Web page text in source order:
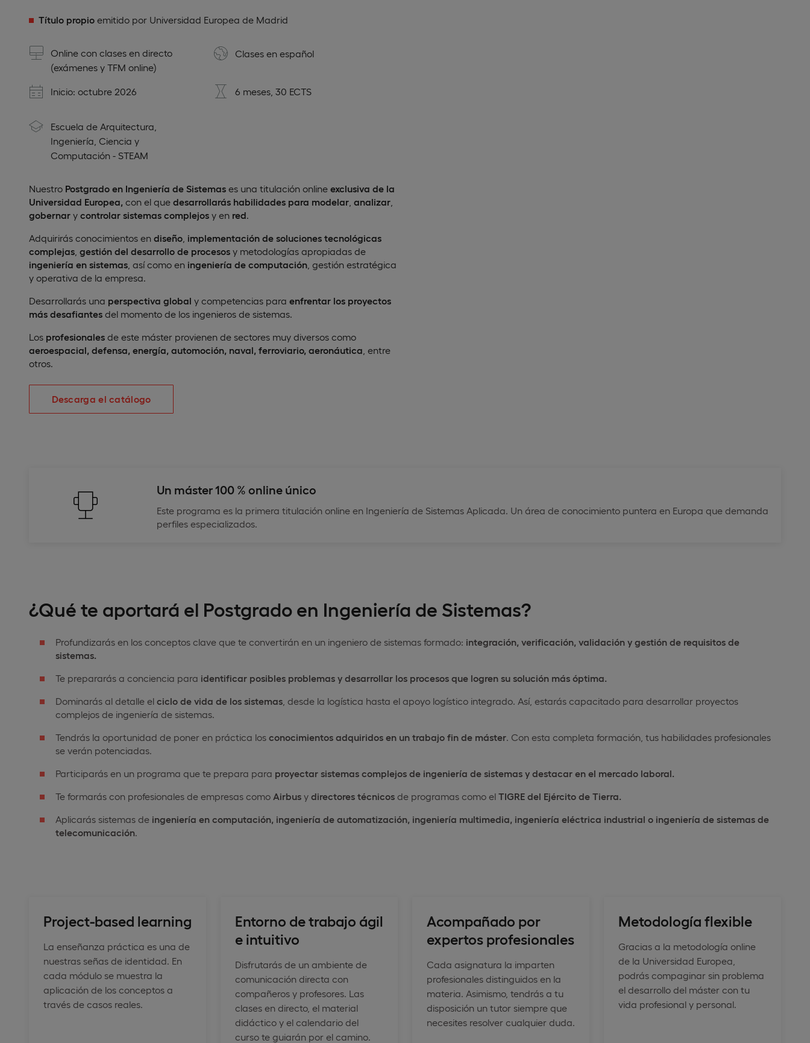
Título propio emitido por Universidad Europea de Madrid
Online con clases en directo
(exámenes y TFM online)
Clases en español
Inicio: octubre 2026 6 meses, 30 ECTS
Escuela de Arquitectura,
Ingeniería, Ciencia y
Computación - STEAM
Nuestro Postgrado en Ingeniería de Sistemas es una titulación online exclusiva de la
Universidad Europea, con el que desarrollarás habilidades para modelar analizar
gobernar y controlar sistemas complejos y en red.
Adquirirás conocimientos en diseño implementación de soluciones tecnológicas
complejas gestión del desarrollo de procesos y metodologías apropiadas de
ingeniería en sistemas , así como en ingeniería de computación , gestión estratégica
y operativa de la empresa.
Desarrollarás una perspectiva global y competencias para enfrentar los proyectos
más desafiantes del momento de los ingenieros de sistemas.
Los profesionales de este máster provienen de sectores muy diversos como
aeroespacial, defensa, energía, automoción, naval, ferroviario, aeronáutica , entre
otros.
Descarga el catálogo
Un máster 100 % online único
Este programa es la primera titulación online en Ingeniería de Sistemas Aplicada. Un área de conocimiento puntera en Europa que demanda
perfiles especializados.
¿Qué te aportará el Postgrado en Ingeniería de Sistemas?
Profundizarás en los conceptos clave que te convertirán en un ingeniero de sistemas formado: integración, verificación, validación y gestión de requisitos de
sistemas.
Te prepararás a conciencia para identificar posibles problemas y desarrollar los procesos que logren su solución más óptima.
Dominarás al detalle el ciclo de vida de los sistemas , desde la logística hasta el apoyo logístico integrado. Así, estarás capacitado para desarrollar proyectos
complejos de ingeniería de sistemas.
Tendrás la oportunidad de poner en práctica los conocimientos adquiridos en un trabajo fin de máster. Con esta completa formación, tus habilidades profesionales
se verán potenciadas.
Participarás en un programa que te prepara para proyectar sistemas complejos de ingeniería de sistemas y destacar en el mercado laboral.
Te formarás con profesionales de empresas como Airbus y directores técnicos de programas como el TIGRE del Ejército de Tierra.
Aplicarás sistemas de ingeniería en computación, ingeniería de automatización, ingeniería multimedia, ingeniería eléctrica industrial o ingeniería de sistemas de
telecomunicación.
Project-based learning
La enseñanza práctica es una de
nuestras señas de identidad. En
cada módulo se muestra la
aplicación de los conceptos a
través de casos reales.
Entorno de trabajo ágil
e intuitivo
Disfrutarás de un ambiente de
comunicación directa con
compañeros y profesores. Las
clases en directo, el material
didáctico y el calendario del
curso te guiarán por el camino.
Acompañado por
expertos profesionales
Cada asignatura la imparten
profesionales distinguidos en la
materia. Asimismo, tendrás a tu
disposición un tutor siempre que
necesites resolver cualquier duda.
Metodología flexible
Gracias a la metodología online
de la Universidad Europea,
podrás compaginar sin problema
el desarrollo del máster con tu
vida profesional y personal.